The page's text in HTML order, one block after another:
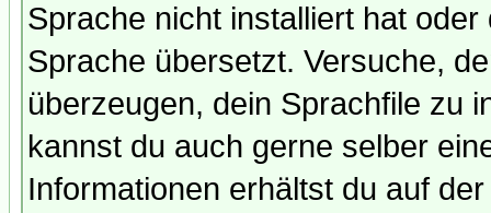
Sprache nicht installiert hat
Sprache übersetzt. Versuche,
überzeugen, dein Sprachfile zu
kannst du auch gerne selber
Informationen erhältst du auf